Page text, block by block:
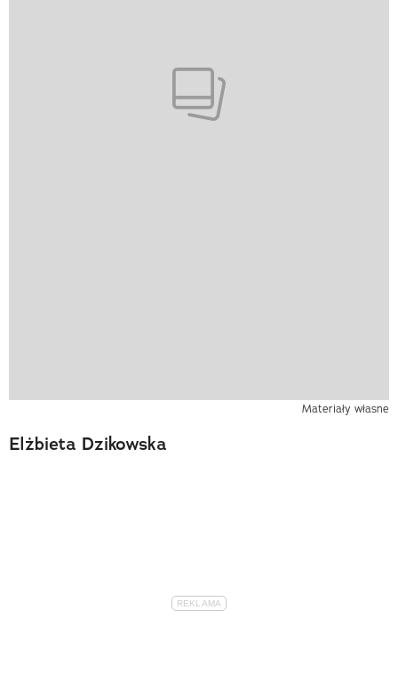
Materiały własne
Elżbieta Dzikowska